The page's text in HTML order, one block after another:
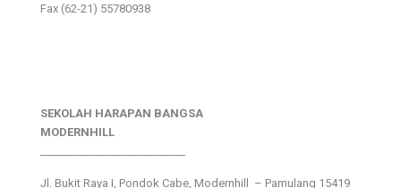
Fax (62-21) 55780938
SEKOLAH HARAPAN BANGSA
MODERNHILL
Jl. Bukit Raya I, Pondok Cabe, Modernhill – Pamulang 15419